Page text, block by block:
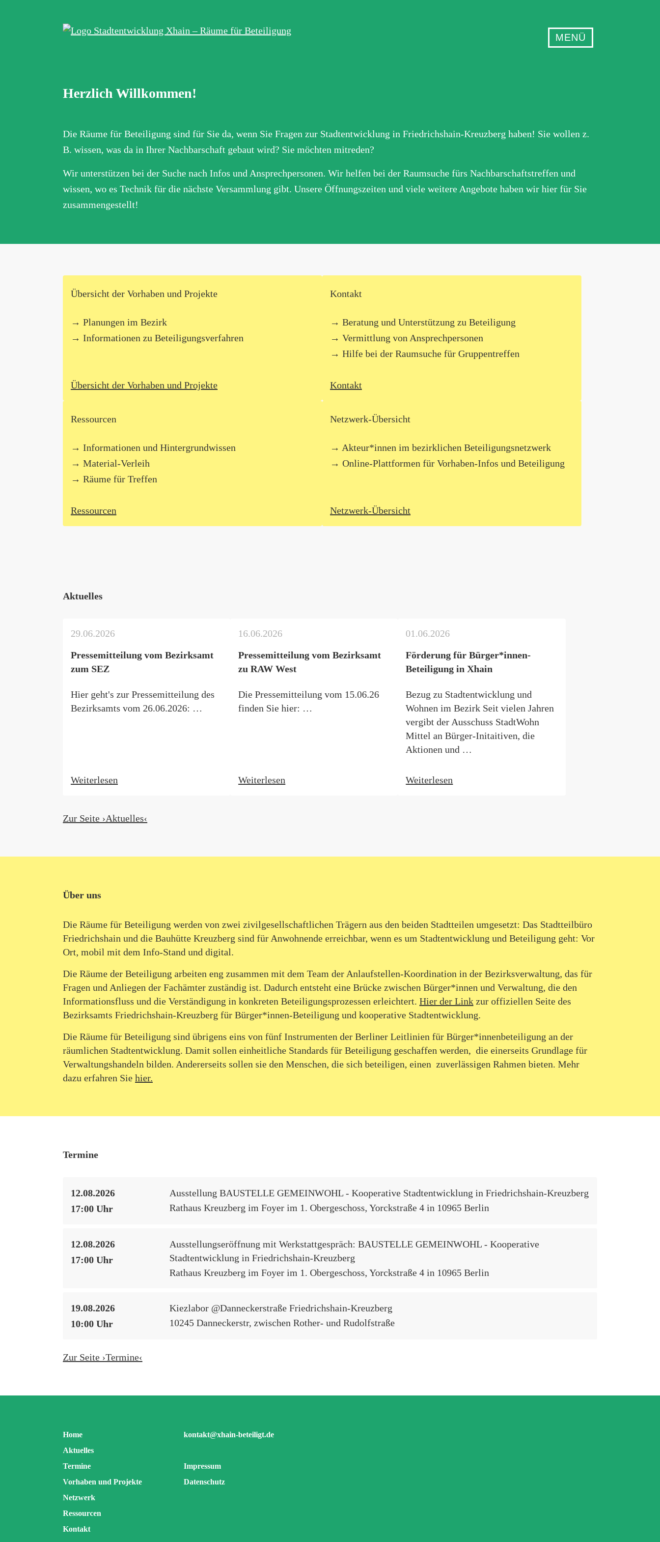
MENÜ
Herzlich Willkommen!
Die Räume für Beteiligung sind für Sie da, wenn Sie Fragen zur Stadtentwicklung in Friedrichshain-Kreuzberg haben! Sie wollen z.
B. wissen, was da in Ihrer Nachbarschaft gebaut wird? Sie möchten mitreden?
Wir unterstützen bei der Suche nach Infos und Ansprechpersonen. Wir helfen bei der Raumsuche fürs Nachbarschaftstreffen und
wissen, wo es Technik für die nächste Versammlung gibt. Unsere Öffnungszeiten und viele weitere Angebote haben wir hier für Sie
zusammengestellt!
Übersicht der Vorhaben und Projekte
Planungen im Bezirk
Informationen zu Beteiligungsverfahren
Übersicht der Vorhaben und Projekte
Kontakt
Beratung und Unterstützung zu Beteiligung
Vermittlung von Ansprechpersonen
Hilfe bei der Raumsuche für Gruppentreffen
Kontakt
Ressourcen
Informationen und Hintergrundwissen
Material-Verleih
Räume für Treffen
Ressourcen
Netzwerk-Übersicht
Akteur*innen im bezirklichen Beteiligungsnetzwerk
Online-Plattformen für Vorhaben-Infos und Beteiligung
Netzwerk-Übersicht
Aktuelles
29.06.2026
Pressemitteilung vom Bezirksamt
zum SEZ
Hier geht's zur Pressemitteilung des
Bezirksamts vom 26.06.2026: …
Weiterlesen
16.06.2026
Pressemitteilung vom Bezirksamt
zu RAW West
Die Pressemitteilung vom 15.06.26
finden Sie hier: …
Weiterlesen
01.06.2026
Förderung für Bürger*innen-
Beteiligung in Xhain
Bezug zu Stadtentwicklung und
Wohnen im Bezirk Seit vielen Jahren
vergibt der Ausschuss StadtWohn
Mittel an Bürger-Initaitiven, die
Aktionen und …
Weiterlesen
Zur Seite ›Aktuelles‹
Über uns
Die Räume für Beteiligung werden von zwei zivilgesellschaftlichen Trägern aus den beiden Stadtteilen umgesetzt: Das Stadtteilbüro
Friedrichshain und die Bauhütte Kreuzberg sind für Anwohnende erreichbar, wenn es um Stadtentwicklung und Beteiligung geht: Vor
Ort, mobil mit dem Info-Stand und digital.
Die Räume der Beteiligung arbeiten eng zusammen mit dem Team der Anlaufstellen-Koordination in der Bezirksverwaltung, das für
Fragen und Anliegen der Fachämter zuständig ist. Dadurch entsteht eine Brücke zwischen Bürger*innen und Verwaltung, die den
Informationsfluss und die Verständigung in konkreten Beteiligungsprozessen erleichtert. Hier der Link zur offiziellen Seite des
Bezirksamts Friedrichshain-Kreuzberg für Bürger*innen-Beteiligung und kooperative Stadtentwicklung.
Die Räume für Beteiligung sind übrigens eins von fünf Instrumenten der Berliner Leitlinien für Bürger*innenbeteiligung an der
räumlichen Stadtentwicklung. Damit sollen einheitliche Standards für Beteiligung geschaffen werden, die einerseits Grundlage für
Verwaltungshandeln bilden. Andererseits sollen sie den Menschen, die sich beteiligen, einen zuverlässigen Rahmen bieten. Mehr
dazu erfahren Sie hier.
Termine
12.08.2026
17:00 Uhr
Ausstellung BAUSTELLE GEMEINWOHL - Kooperative Stadtentwicklung in Friedrichshain-Kreuzberg
Rathaus Kreuzberg im Foyer im 1. Obergeschoss, Yorckstraße 4 in 10965 Berlin
12.08.2026
17:00 Uhr
Ausstellungseröffnung mit Werkstattgespräch: BAUSTELLE GEMEINWOHL - Kooperative
Stadtentwicklung in Friedrichshain-Kreuzberg
Rathaus Kreuzberg im Foyer im 1. Obergeschoss, Yorckstraße 4 in 10965 Berlin
19.08.2026
10:00 Uhr
Kiezlabor @Danneckerstraße Friedrichshain-Kreuzberg
10245 Danneckerstr, zwischen Rother- und Rudolfstraße
Zur Seite ›Termine‹
Home
Aktuelles
Termine
Vorhaben und Projekte
Netzwerk
Ressourcen
Kontakt
kontakt@xhain-beteiligt.de
Impressum
Datenschutz